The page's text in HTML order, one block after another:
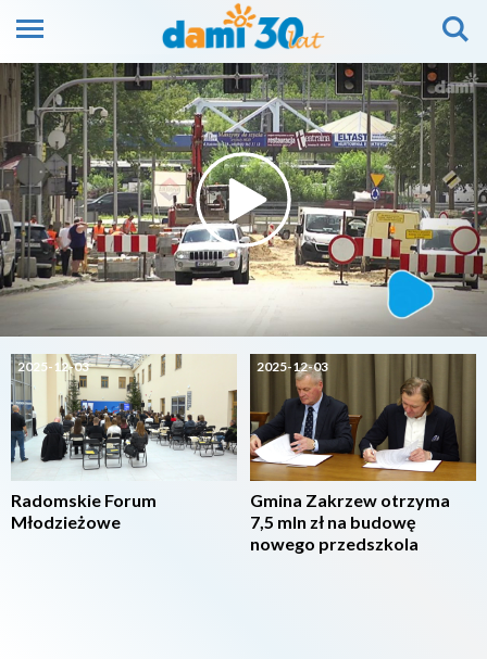
2025-12-03
Radomskie Forum
Młodzieżowe
2025-12-03
Gmina Zakrzew otrzyma
7,5 mln zł na budowę
nowego przedszkola